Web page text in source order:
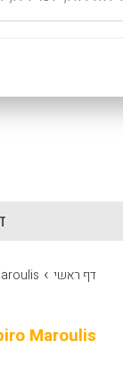
דף ראשי ›
Maroulis